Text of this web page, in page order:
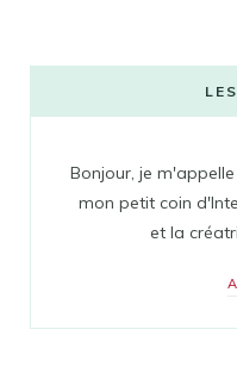
Bonjour, je
mon petit coin
et la